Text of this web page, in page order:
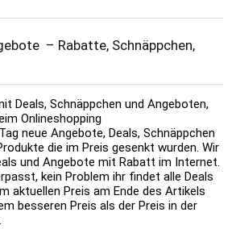
– Rabatte, Schnäppchen,
Deals, Schnäppchen und Angeboten,
Onlineshopping
neue Angebote, Deals, Schnäppchen
die im Preis gesenkt wurden. Wir
und Angebote mit Rabatt im Internet.
kein Problem ihr findet alle Deals
aktuellen Preis am Ende des Artikels
besseren Preis als der Preis in der